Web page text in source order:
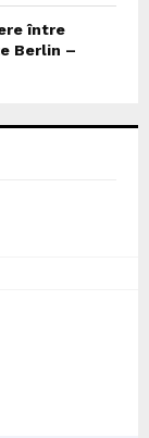
între
Berlin –